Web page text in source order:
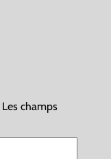
Les champs